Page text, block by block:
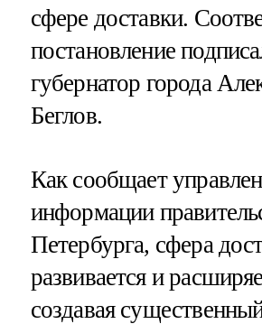
сфере доставки.
постановление
губернатор города
Беглов.
Как сообщает
информации
Петербурга, сфера
развивается и
создавая